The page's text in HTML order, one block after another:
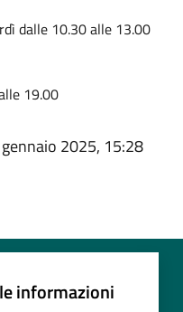
dalle 10.30 alle 13.00
19.00
2025, 15:28
informazioni